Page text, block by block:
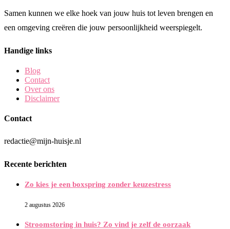
Samen kunnen we elke hoek van jouw huis tot leven brengen en
een omgeving creëren die jouw persoonlijkheid weerspiegelt.
Handige links
Blog
Contact
Over ons
Disclaimer
Contact
redactie@mijn-huisje.nl
Recente berichten
Zo kies je een boxspring zonder keuzestress
2 augustus 2026
Stroomstoring in huis? Zo vind je zelf de oorzaak